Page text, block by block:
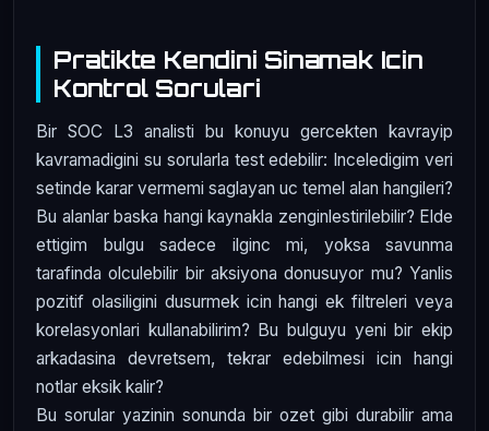
Pratikte Kendini Sinamak Icin
Kontrol Sorulari
Bir SOC L3 analisti bu konuyu gercekten kavrayip
kavramadigini su sorularla test edebilir: Inceledigim veri
setinde karar vermemi saglayan uc temel alan hangileri?
Bu alanlar baska hangi kaynakla zenginlestirilebilir? Elde
ettigim bulgu sadece ilginc mi, yoksa savunma
tarafinda olculebilir bir aksiyona donusuyor mu? Yanlis
pozitif olasiligini dusurmek icin hangi ek filtreleri veya
korelasyonlari kullanabilirim? Bu bulguyu yeni bir ekip
arkadasina devretsem, tekrar edebilmesi icin hangi
notlar eksik kalir?
Bu sorular yazinin sonunda bir ozet gibi durabilir ama